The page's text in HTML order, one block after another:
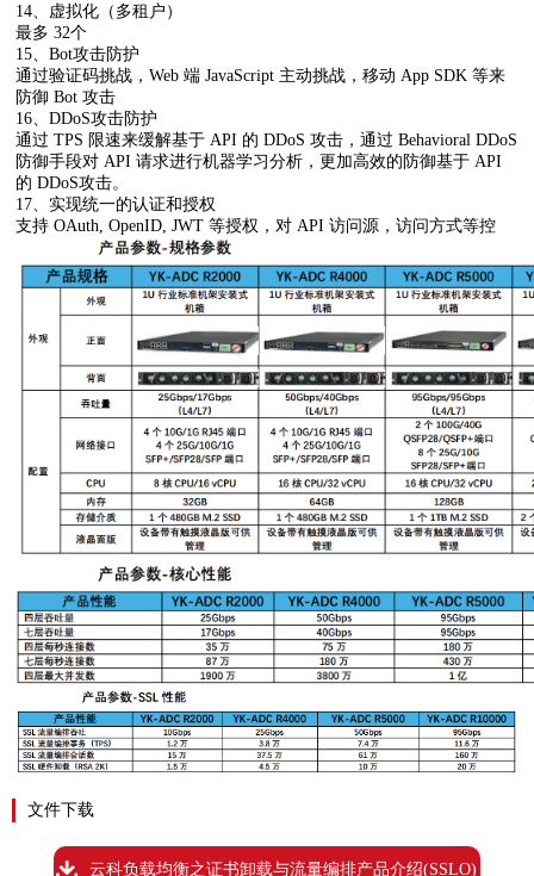
14、虚拟化（多租户）
最多 32个
15、Bot攻击防护
通过验证码挑战，Web 端 JavaScript 主动挑战，移动 App SDK 等来
防御 Bot 攻击
16、DDoS攻击防护
通过 TPS 限速来缓解基于 API 的 DDoS 攻击，通过 Behavioral DDoS
防御手段对 API 请求进行机器学习分析，更加高效的防御基于 API
的 DDoS攻击。
17、实现统一的认证和授权
支持 OAuth, OpenID, JWT 等授权，对 API 访问源，访问方式等控
文件下载
云科负载均衡之证书卸载与流量编排产品介绍(SSLO)